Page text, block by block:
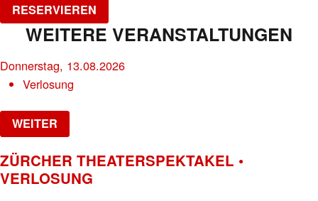
RESERVIEREN
WEITERE VERANSTALTUNGEN
Donnerstag, 13.08.2026
Verlosung
WEITER
ZÜRCHER THEATERSPEKTAKEL •
VERLOSUNG